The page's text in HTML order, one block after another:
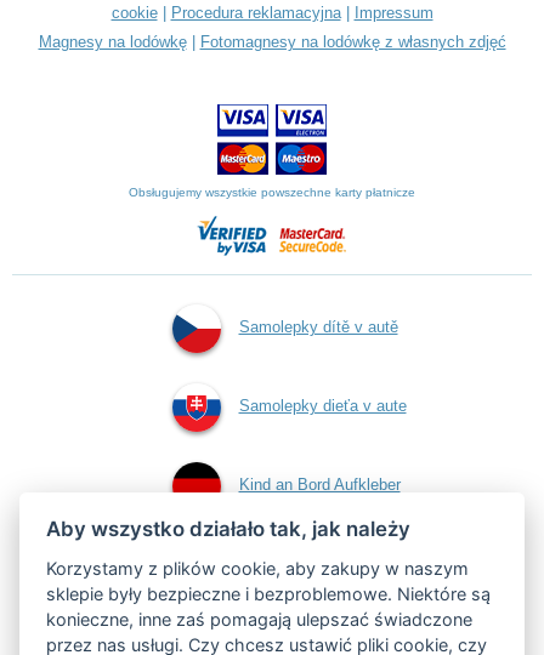
cookie| Procedura reklamacyjna|
Impressum
Magnesy na lodówkę| Fotomagnesy na lodówkę z własnych zdjęć
Obsługujemy wszystkie powszechne karty płatnicze
Samolepky dítě v autě
Samolepky dieťa v aute
Kind an Bord Aufkleber
Naklejki dziecko w
aucie
Aby wszystko działało tak, jak należy
Korzystamy z plików cookie, aby zakupy w naszym
sklepie były bezpieczne i bezproblemowe. Niektóre są
konieczne, inne zaś pomagają ulepszać świadczone
przez nas usługi. Czy chcesz ustawić pliki cookie, czy